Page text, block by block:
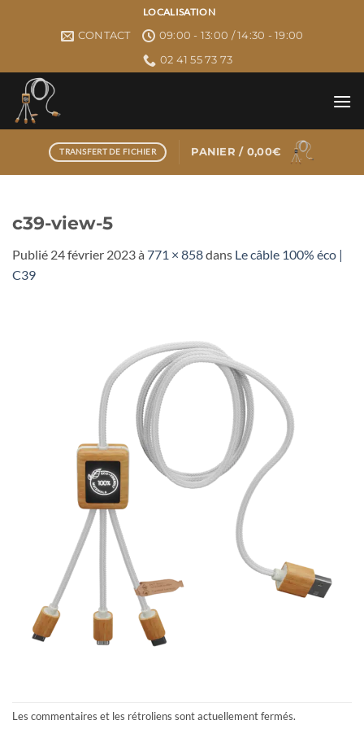
LOCALISATION
CONTACT
09:00 - 13:00 / 14:30 - 19:00
02 41 55 73 73
TRANSFERT DE FICHIER PANIER / 0,00€
c39-view-5
Publié 24 février 2023à 771 × 858dans Le câble 100% éco |
C39
Les commentaires et les rétroliens sont actuellement fermés.